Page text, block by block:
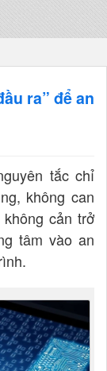
ra” để an
tắc chỉ
không can
cản trở
tâm vào an